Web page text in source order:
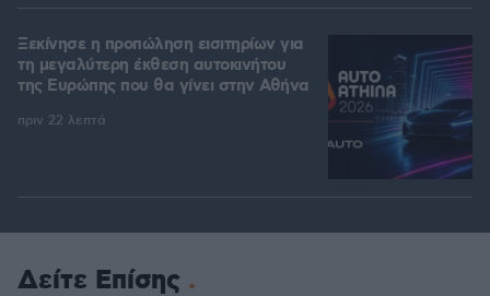
Ξεκίνησε η προπώληση εισιτηρίων για
τη μεγαλύτερη έκθεση αυτοκινήτου
της Ευρώπης που θα γίνει στην Αθήνα
πριν 22 λεπτά
Δείτε Επίσης